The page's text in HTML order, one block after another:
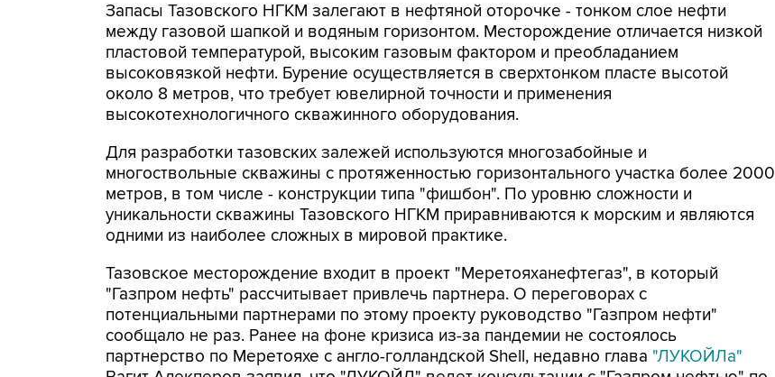
Запасы Тазовского НГКМ залегают в нефтяной оторочке - тонком слое нефти
между газовой шапкой и водяным горизонтом. Месторождение отличается низкой
пластовой температурой, высоким газовым фактором и преобладанием
высоковязкой нефти. Бурение осуществляется в сверхтонком пласте высотой
около 8 метров, что требует ювелирной точности и применения
высокотехнологичного скважинного оборудования.
Для разработки тазовских залежей используются многозабойные и
многоствольные скважины с протяженностью горизонтального участка более 2000
метров, в том числе - конструкции типа "фишбон". По уровню сложности и
уникальности скважины Тазовского НГКМ приравниваются к морским и являются
одними из наиболее сложных в мировой практике.
Тазовское месторождение входит в проект "Меретояханефтегаз", в который
"Газпром нефть" рассчитывает привлечь партнера. О переговорах с
потенциальными партнерами по этому проекту руководство "Газпром нефти"
сообщало не раз. Ранее на фоне кризиса из-за пандемии не состоялось
партнерство по Меретояхе с англо-голландской Shell, недавно глава "ЛУКОЙЛа"